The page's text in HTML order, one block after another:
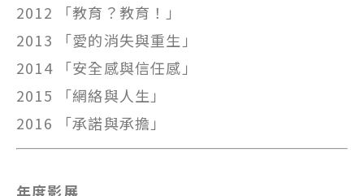
2012 「教育？教育！」
2013 「愛的消失與重生」
2014 「安全感與信任感」
2015 「網絡與人生」
2016 「承諾與承擔」
年度影展